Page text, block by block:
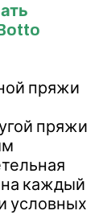
пряжи
пряжи
на каждый
условных